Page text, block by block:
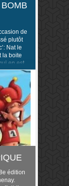
de
plutôt
Nat le
la boite
en est
édition